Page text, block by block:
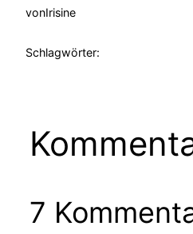
vonIrisine
Schlagwörter:
7